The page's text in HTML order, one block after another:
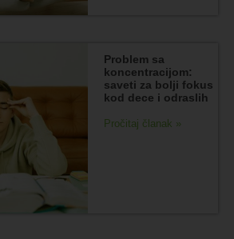
Problem sa
koncentracijom:
saveti za bolji fokus
kod dece i odraslih
Pročitaj članak »